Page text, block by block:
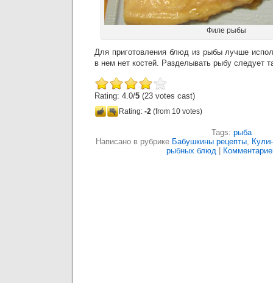
Филе рыбы
Для приготовления блюд из рыбы лучше
в нем нет костей. Разделывать рыбу следует
Rating: 4.0/5 (23 votes cast)
Rating: -2 (from 10 votes)
Tags: рыба
Написано в рубрике Бабушкины рецепты,
рыбных блюд